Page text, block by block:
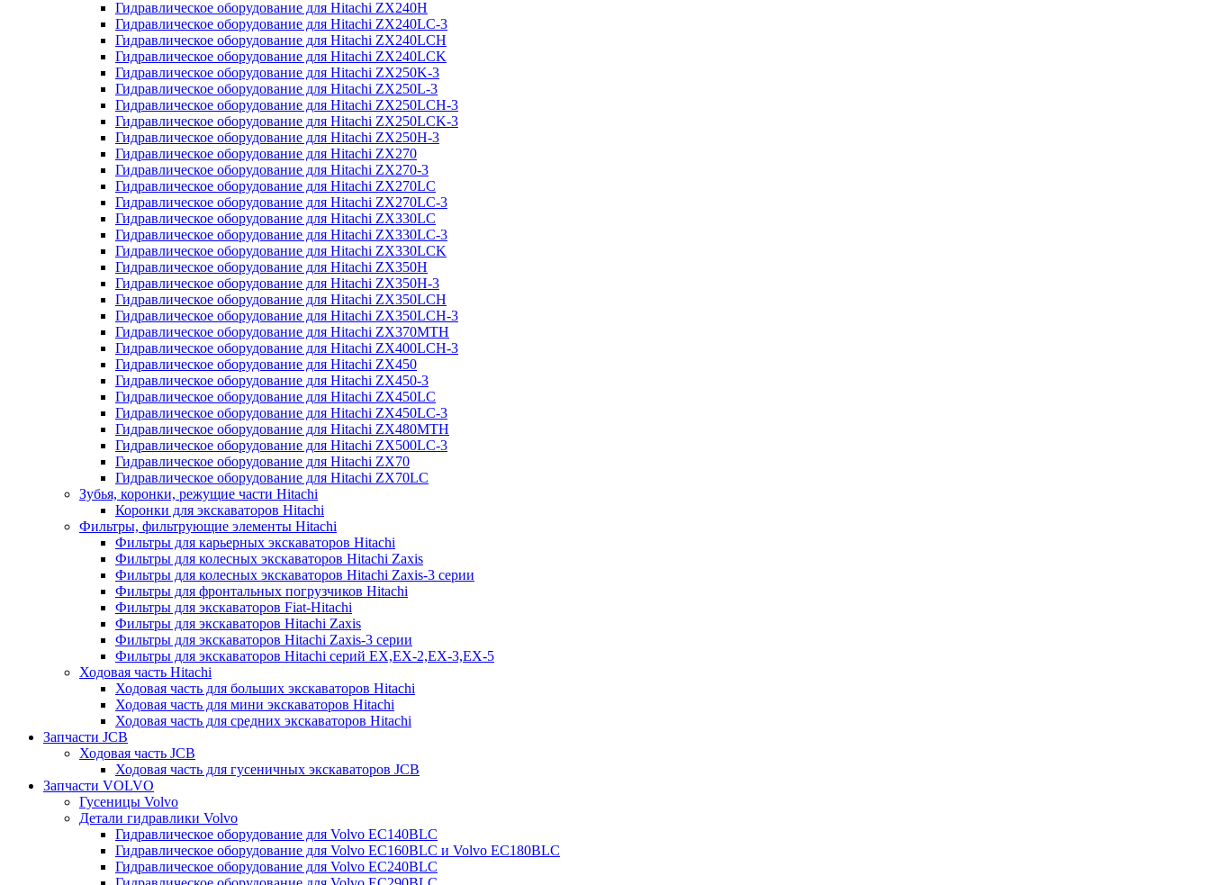
Гидравлическое оборудование для Hitachi ZX240H
Гидравлическое оборудование для Hitachi ZX240LC-3
Гидравлическое оборудование для Hitachi ZX240LCH
Гидравлическое оборудование для Hitachi ZX240LCK
Гидравлическое оборудование для Hitachi ZX250K-3
Гидравлическое оборудование для Hitachi ZX250L-3
Гидравлическое оборудование для Hitachi ZX250LCH-3
Гидравлическое оборудование для Hitachi ZX250LCK-3
Гидравлическое оборудование для Hitachi ZX250Н-3
Гидравлическое оборудование для Hitachi ZX270
Гидравлическое оборудование для Hitachi ZX270-3
Гидравлическое оборудование для Hitachi ZX270LC
Гидравлическое оборудование для Hitachi ZX270LC-3
Гидравлическое оборудование для Hitachi ZX330LC
Гидравлическое оборудование для Hitachi ZX330LC-3
Гидравлическое оборудование для Hitachi ZX330LCK
Гидравлическое оборудование для Hitachi ZX350H
Гидравлическое оборудование для Hitachi ZX350H-3
Гидравлическое оборудование для Hitachi ZX350LCH
Гидравлическое оборудование для Hitachi ZX350LCH-3
Гидравлическое оборудование для Hitachi ZX370MTH
Гидравлическое оборудование для Hitachi ZX400LCH-3
Гидравлическое оборудование для Hitachi ZX450
Гидравлическое оборудование для Hitachi ZX450-3
Гидравлическое оборудование для Hitachi ZX450LC
Гидравлическое оборудование для Hitachi ZX450LC-3
Гидравлическое оборудование для Hitachi ZX480MTH
Гидравлическое оборудование для Hitachi ZX500LC-3
Гидравлическое оборудование для Hitachi ZX70
Гидравлическое оборудование для Hitachi ZX70LC
Зубья, коронки, режущие части Hitachi
Коронки для экскаваторов Hitachi
Фильтры, фильтрующие элементы Hitachi
Фильтры для карьерных экскаваторов Hitachi
Фильтры для колесных экскаваторов Hitachi Zaxis
Фильтры для колесных экскаваторов Hitachi Zaxis-3 серии
Фильтры для фронтальных погрузчиков Hitachi
Фильтры для экскаваторов Fiat-Hitachi
Фильтры для экскаваторов Hitachi Zaxis
Фильтры для экскаваторов Hitachi Zaxis-3 серии
Фильтры для экскаваторов Hitachi серий EX,EX-2,EX-3,EX-5
Ходовая часть Hitachi
Ходовая часть для больших экскаваторов Hitachi
Ходовая часть для мини экскаваторов Hitachi
Ходовая часть для средних экскаваторов Hitachi
Запчасти JCB
Ходовая часть JCB
Ходовая часть для гусеничных экскаваторов JCB
Запчасти VOLVO
Гусеницы Volvo
Детали гидравлики Volvo
Гидравлическое оборудование для Volvo EC140BLC
Гидравлическое оборудование для Volvo EC160BLC и Volvo EC180BLC
Гидравлическое оборудование для Volvo EC240BLC